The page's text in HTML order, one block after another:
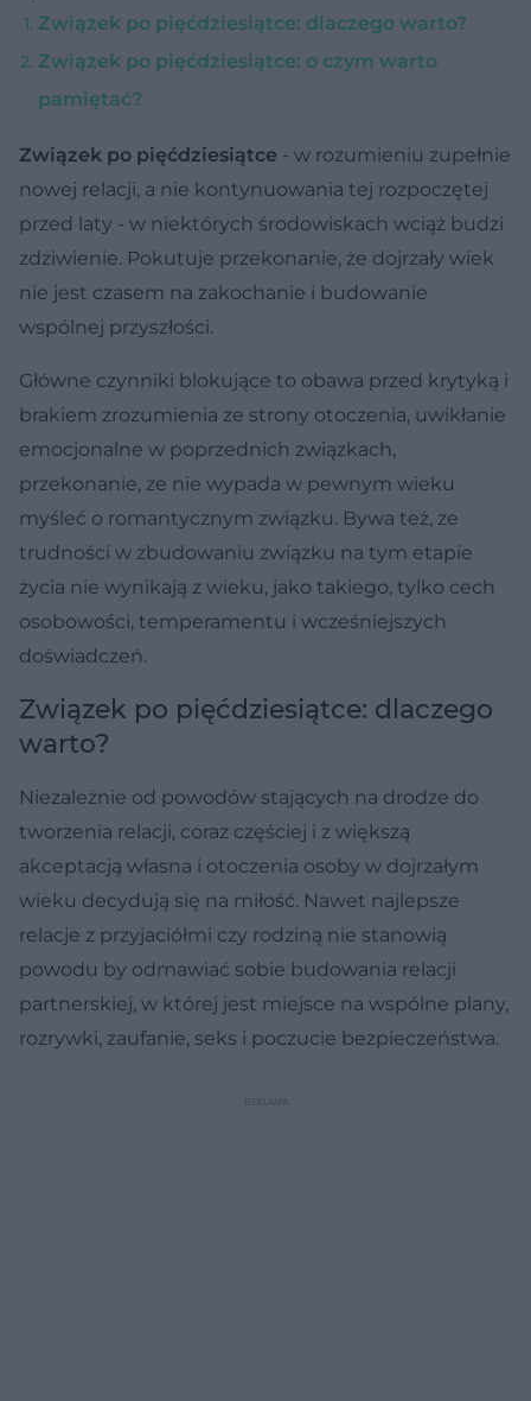
Związek po pięćdziesiątce: dlaczego warto?
Związek po pięćdziesiątce: o czym warto
pamiętać?
Związek po pięćdziesiątce - w rozumieniu zupełnie
nowej relacji, a nie kontynuowania tej rozpoczętej
przed laty - w niektórych środowiskach wciąż budzi
zdziwienie. Pokutuje przekonanie, że dojrzały wiek
nie jest czasem na zakochanie i budowanie
wspólnej przyszłości.
Główne czynniki blokujące to obawa przed krytyką i
brakiem zrozumienia ze strony otoczenia, uwikłanie
emocjonalne w poprzednich związkach,
przekonanie, ze nie wypada w pewnym wieku
myśleć o romantycznym związku. Bywa też, ze
trudności w zbudowaniu związku na tym etapie
życia nie wynikają z wieku, jako takiego, tylko cech
osobowości, temperamentu i wcześniejszych
doświadczeń.
Związek po pięćdziesiątce: dlaczego
warto?
Niezależnie od powodów stających na drodze do
tworzenia relacji, coraz częściej i z większą
akceptacją własna i otoczenia osoby w dojrzałym
wieku decydują się na miłość. Nawet najlepsze
relacje z przyjaciółmi czy rodziną nie stanowią
powodu by odmawiać sobie budowania relacji
partnerskiej, w której jest miejsce na wspólne plany,
rozrywki, zaufanie, seks i poczucie bezpieczeństwa.